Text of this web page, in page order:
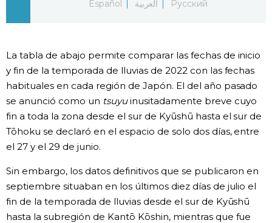
Tokio
Avisos
Español
العربية Русский
La tabla de abajo permite comparar las fechas de inicio
y fin de la temporada de lluvias de 2022 con las fechas
habituales en cada región de Japón. El del año pasado
se anunció como un tsuyuinusitadamente breve cuyo
fin a toda la zona desde el sur de Kyūshū hasta el sur de
Tōhoku se declaró en el espacio de solo dos días, entre
el 27 y el 29 de junio.
Sin embargo, los datos definitivos que se publicaron en
septiembre situaban en los últimos diez días de julio el
fin de la temporada de lluvias desde el sur de Kyūshū
hasta la subregión de Kantō Kōshin, mientras que fue